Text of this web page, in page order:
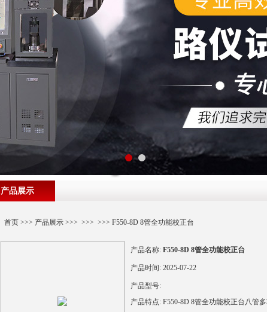
产品展示
首页>>> 产品展示>>> >>> >>> F550-8D 8管全功能校正台
产品名称: F550-8D 8管全功能校正台
产品时间: 2025-07-22
产品型号:
产品特点: F550-8D 8管全功能校正台八管